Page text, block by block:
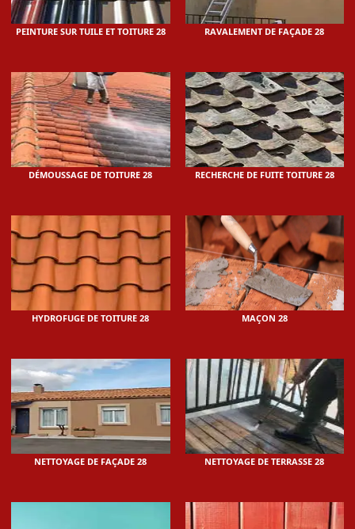
PEINTURE SUR TUILE ET TOITURE 28 RAVALEMENT DE FAÇADE 28
DÉMOUSSAGE DE TOITURE 28 RECHERCHE DE FUITE TOITURE 28
HYDROFUGE DE TOITURE 28 MAÇON 28
NETTOYAGE DE FAÇADE 28 NETTOYAGE DE TERRASSE 28